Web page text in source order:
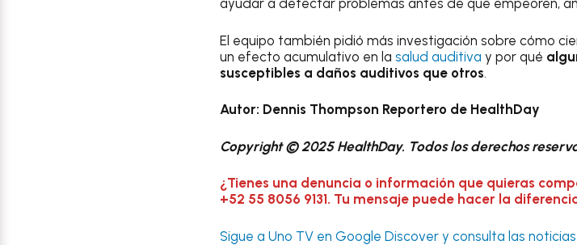
ayudar a detectar problemas antes de que empeoren,
El equipo también pidió más investigación sobre cómo
un efecto acumulativo en la salud auditiva y por qué
susceptibles a daños auditivos que otros.
Autor: Dennis Thompson Reportero de HealthDay
Copyright © 2025 HealthDay. Todos los derechos
¿Tienes una denuncia o información que quieras
+52 55 8056 9131. Tu mensaje puede hacer la
Sigue a Uno TV en Google Discover y consulta las